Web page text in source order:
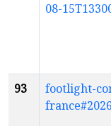
08-
93
footlight-